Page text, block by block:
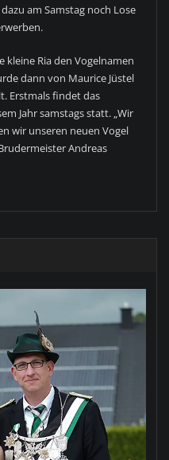
am Samstag noch Lose
kleine Ria den Vogelnamen
dann von Maurice Jüstel
Erstmals findet das
Jahr samstags statt. „Wir
wir unseren neuen Vogel
Andreas